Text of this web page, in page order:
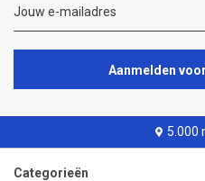
Aanmelden
5.000
Categorieën